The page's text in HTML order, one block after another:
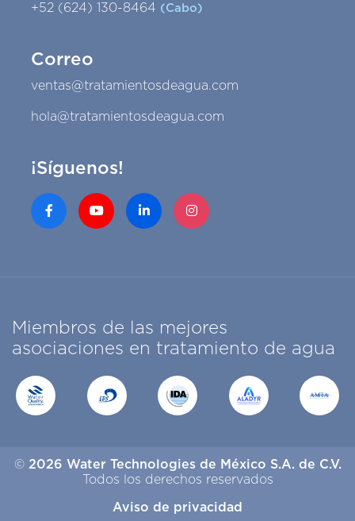
+52 (624) 130-8464 (Cabo)
Correo
ventas@tratamientosdeagua.com
hola@tratamientosdeagua.com
¡Síguenos!
Miembros de las mejores
asociaciones en tratamiento de agua
© 2026 Water Technologies de México S.A. de C.V.
Todos los derechos reservados
Aviso de privacidad